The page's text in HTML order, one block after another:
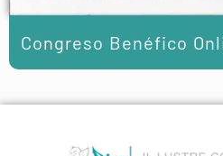
Congreso Benéfico